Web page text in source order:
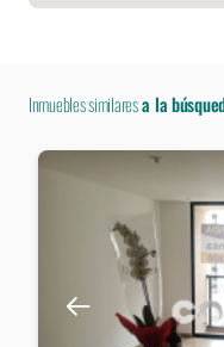
Inmuebles similaresa la